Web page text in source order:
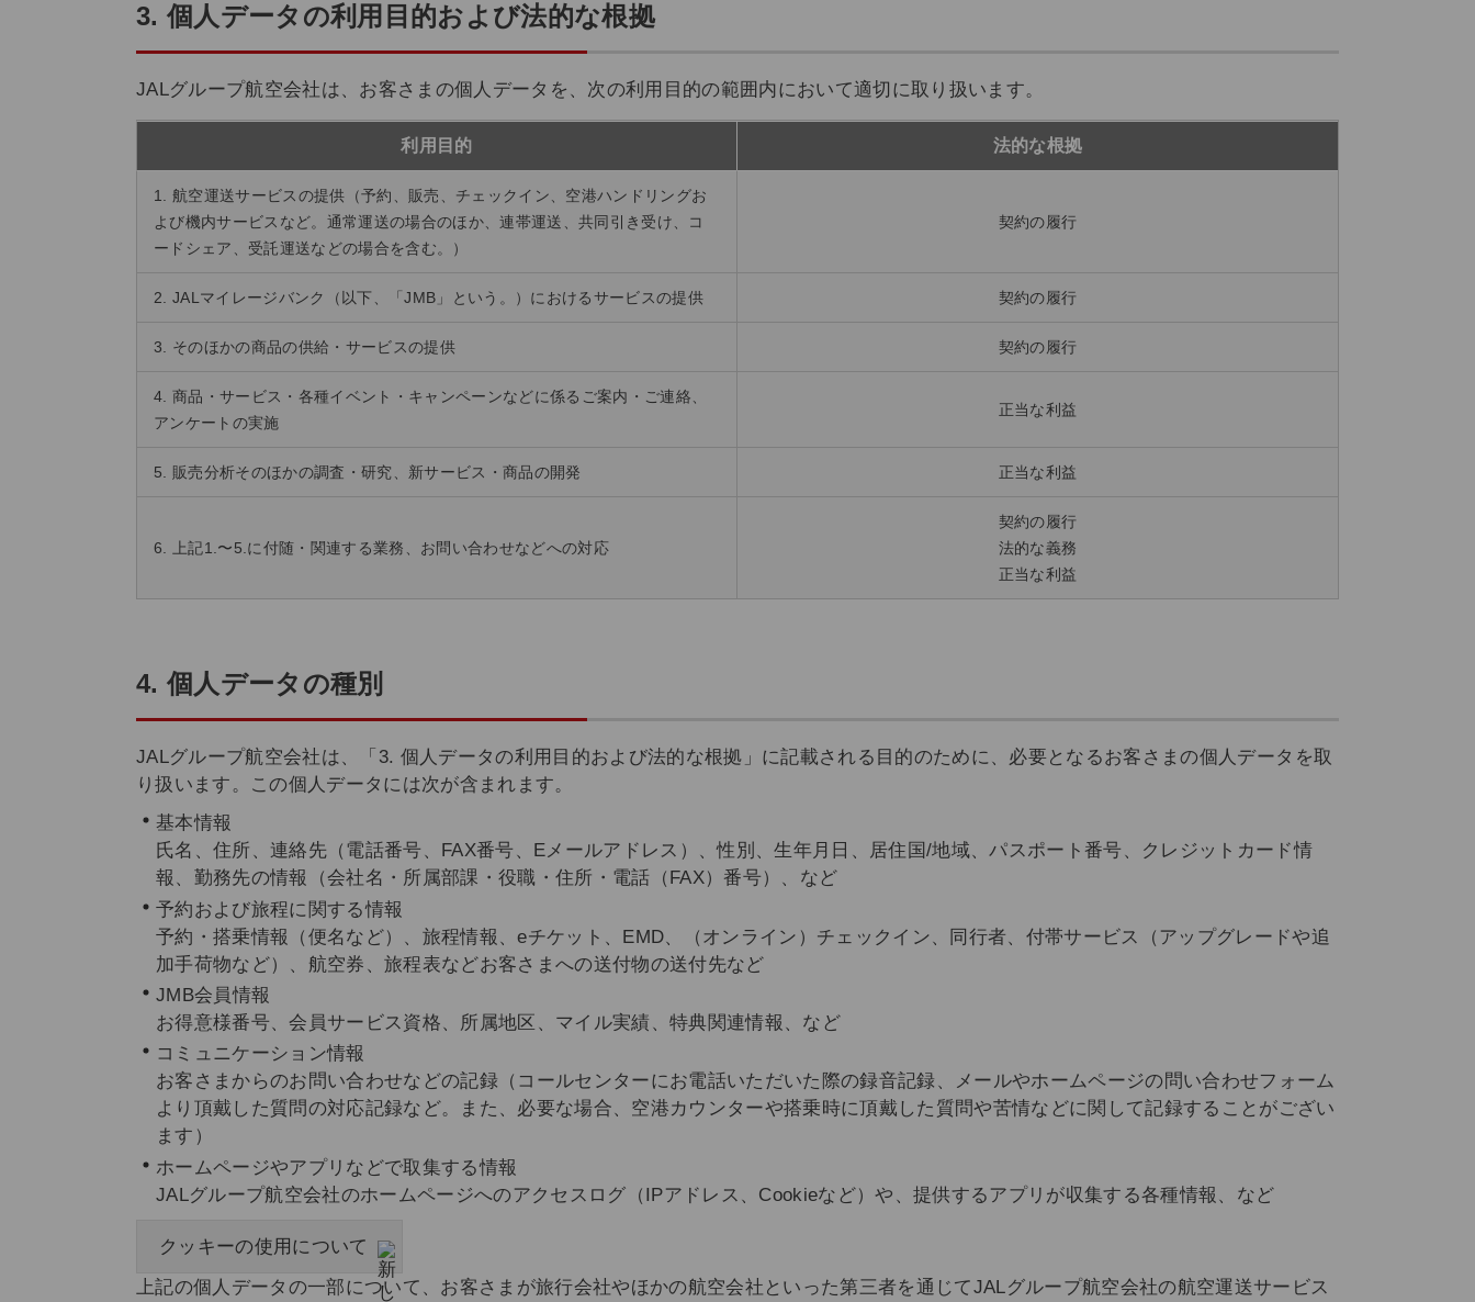
3. 個人データの利用目的および法的な根拠
JALグループ航空会社は、お客さまの個人データを、次の利用目的の範囲内において適切に取り扱います。
利用目的 法的な根拠
1. 航空運送サービスの提供（予約、販売、チェックイン、空港ハンドリングお
よび機内サービスなど。通常運送の場合のほか、連帯運送、共同引き受け、コ
ードシェア、受託運送などの場合を含む。）
契約の履行
2. JALマイレージバンク（以下、「JMB」という。）におけるサービスの提供 契約の履行
3. そのほかの商品の供給・サービスの提供 契約の履行
4. 商品・サービス・各種イベント・キャンペーンなどに係るご案内・ご連絡、
アンケートの実施
正当な利益
5. 販売分析そのほかの調査・研究、新サービス・商品の開発 正当な利益
6. 上記1.〜5.に付随・関連する業務、お問い合わせなどへの対応
契約の履行
法的な義務
正当な利益
4. 個人データの種別
JALグループ航空会社は、「3. 個人データの利用目的および法的な根拠」に記載される目的のために、必要となるお客さまの個人データを取
り扱います。この個人データには次が含まれます。
基本情報
氏名、住所、連絡先（電話番号、FAX番号、Eメールアドレス）、性別、生年月日、居住国/地域、パスポート番号、クレジットカード情
報、勤務先の情報（会社名・所属部課・役職・住所・電話（FAX）番号）、など
予約および旅程に関する情報
予約・搭乗情報（便名など）、旅程情報、eチケット、EMD、（オンライン）チェックイン、同行者、付帯サービス（アップグレードや追
加手荷物など）、航空券、旅程表などお客さまへの送付物の送付先など
JMB会員情報
お得意様番号、会員サービス資格、所属地区、マイル実績、特典関連情報、など
コミュニケーション情報
お客さまからのお問い合わせなどの記録（コールセンターにお電話いただいた際の録音記録、メールやホームページの問い合わせフォーム
より頂戴した質問の対応記録など。また、必要な場合、空港カウンターや搭乗時に頂戴した質問や苦情などに関して記録することがござい
ます）
ホームページやアプリなどで取集する情報
JALグループ航空会社のホームページへのアクセスログ（IPアドレス、Cookieなど）や、提供するアプリが収集する各種情報、など
クッキーの使用について
上記の個人データの一部について、お客さまが旅行会社やほかの航空会社といった第三者を通じてJALグループ航空会社の航空運送サービス